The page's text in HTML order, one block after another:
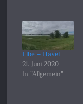
Elbe – Havel
21. Juni 2020
In "Allgemein"